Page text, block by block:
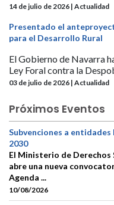
14 de julio de 2026 | Actualidad
Presentado el
para el Desarrollo Rural
El Gobierno de Navarra
Ley Foral contra la
03 de julio de 2026 | Actualidad
Próximos Eventos
Subvenciones a
2030
El Ministerio de Derechos
abre una nueva
Agenda ...
10/08/2026